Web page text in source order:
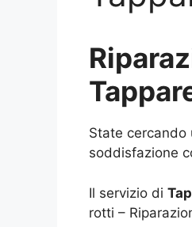
State cercando
soddisfazione
Il servizio di
rotti –